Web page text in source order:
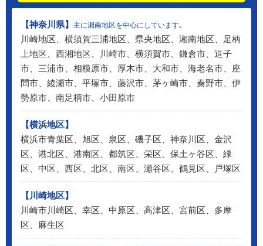
【神奈川県】 主に湘南地区を中心にしています｡
川崎地区、横須賀三浦地区、県央地区、湘南地区、足柄
上地区、西湘地区、川崎市、横須賀市、鎌倉市、逗子
市、三浦市、相模原市、厚木市、大和市、海老名市、座
間市、綾瀬市、平塚市、藤沢市、茅ヶ崎市、秦野市、伊
勢原市、南足柄市、小田原市
【横浜地区】
横浜市青葉区、旭区、泉区、磯子区、神奈川区、金沢
区、港北区、港南区、都筑区、栄区、保土ヶ谷区、緑
区、中区、西区、北区、南区、瀬谷区、鶴見区、戸塚区
【川崎地区】
川崎市川崎区、幸区、中原区、高津区、宮前区、多摩
区、麻生区